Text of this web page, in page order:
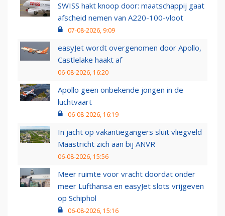
SWISS hakt knoop door: maatschappij gaat
afscheid nemen van A220-100-vloot
07-08-2026, 9:09
easyJet wordt overgenomen door Apollo,
Castlelake haakt af
06-08-2026, 16:20
Apollo geen onbekende jongen in de
luchtvaart
06-08-2026, 16:19
In jacht op vakantiegangers sluit vliegveld
Maastricht zich aan bij ANVR
06-08-2026, 15:56
Meer ruimte voor vracht doordat onder
meer Lufthansa en easyJet slots vrijgeven
op Schiphol
06-08-2026, 15:16